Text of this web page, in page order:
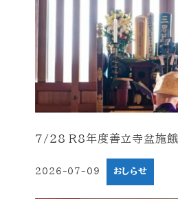
7/28 R8年度善立寺盆施餓
2026-07-09 おしらせ